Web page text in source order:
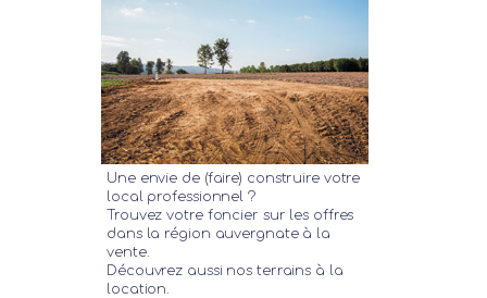
Une envie de (faire) construire votre
local professionnel ?
Trouvez votre foncier sur les offres
dans la région auvergnate à la
vente.
Découvrez aussi nos terrains à la
location.